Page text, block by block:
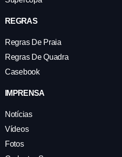
REGRAS
Regras De Praia
Regras De Quadra
Casebook
IMPRENSA
Notícias
Vídeos
Fotos